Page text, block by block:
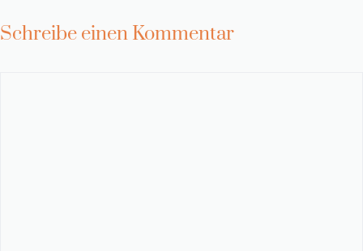
Schreibe einen Kommentar